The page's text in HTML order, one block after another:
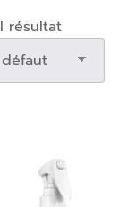
résultat